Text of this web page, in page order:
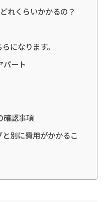
れくらいかかるの？
になります。
パート
確認事項
別に費用がかかるこ